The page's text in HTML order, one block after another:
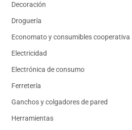
Decoración
Droguería
Economato y consumibles cooperativa
Electricidad
Electrónica de consumo
Ferretería
Ganchos y colgadores de pared
Herramientas